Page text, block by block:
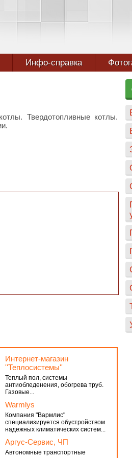
Инфо-справка
Твердотопливные котлы.
Интернет-магазин
''Теплосистемы''
Теплый пол, системы
антиобледенения, обогрева труб.
Газовые...
Warmlys
Компания "Вармлис"
специализируется обустройством
надежных климатических систем...
Аргус-Сервис, ЧП
Автономные транспортные